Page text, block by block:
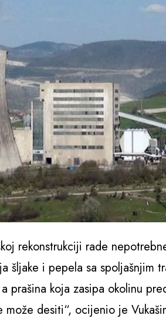
rekonstrukciji rade
šljake i pepela sa spoljašnjim
prašina koja zasipa okolinu
može desiti“, ocijenio je